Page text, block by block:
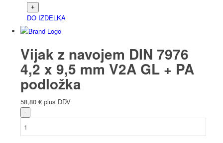
DO IZDELKA
Vijak z navojem DIN 7976
4,2 x 9,5 mm V2A GL + PA
podložka
58,80 € plus DDV